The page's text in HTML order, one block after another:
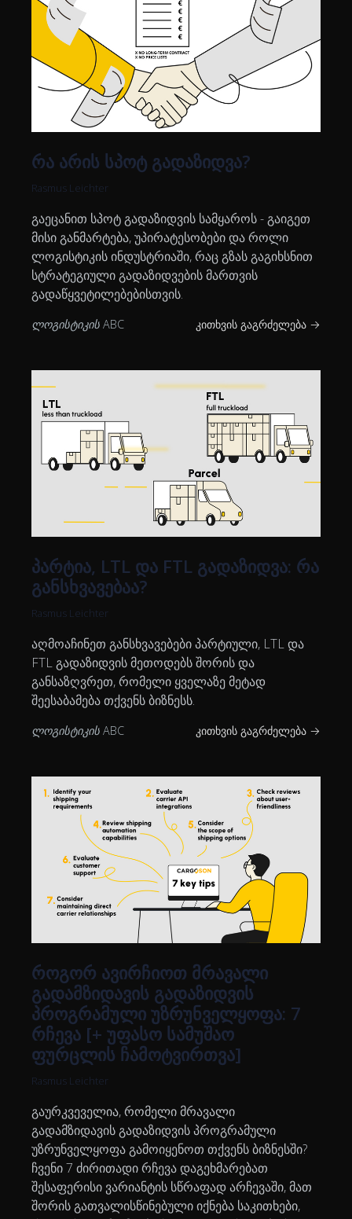
რა არის სპოტ გადაზიდვა?
Rasmus Leichter
გაეცანით სპოტ გადაზიდვის სამყაროს - გაიგეთ
მისი განმარტება, უპირატესობები და როლი
ლოგისტიკის ინდუსტრიაში, რაც გზას გაგიხსნით
სტრატეგიული გადაზიდვების მართვის
გადაწყვეტილებებისთვის.
ლოგისტიკის ABC კითხვის გაგრძელება →
პარტია, LTL და FTL გადაზიდვა: რა
განსხვავებაა?
Rasmus Leichter
აღმოაჩინეთ განსხვავებები პარტიული, LTL და
FTL გადაზიდვის მეთოდებს შორის და
განსაზღვრეთ, რომელი ყველაზე მეტად
შეესაბამება თქვენს ბიზნესს.
ლოგისტიკის ABC კითხვის გაგრძელება →
როგორ ავირჩიოთ მრავალი
გადამზიდავის გადაზიდვის
პროგრამული უზრუნველყოფა: 7
რჩევა [+ უფასო სამუშაო
ფურცლის ჩამოტვირთვა]
Rasmus Leichter
გაურკვეველია, რომელი მრავალი
გადამზიდავის გადაზიდვის პროგრამული
უზრუნველყოფა გამოიყენოთ თქვენს ბიზნესში?
ჩვენი 7 ძირითადი რჩევა დაგეხმარებათ
შესაფერისი ვარიანტის სწრაფად არჩევაში, მათ
შორის გათვალისწინებული იქნება საკითხები,